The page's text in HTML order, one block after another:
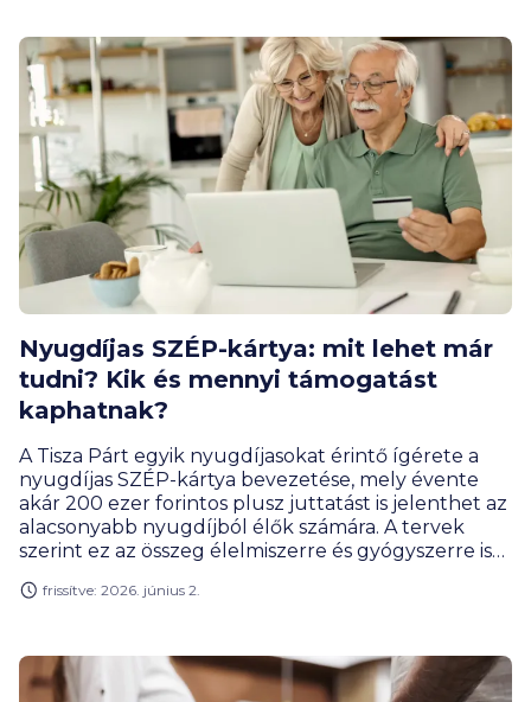
Nyugdíjas SZÉP-kártya: mit lehet már
tudni? Kik és mennyi támogatást
kaphatnak?
A Tisza Párt egyik nyugdíjasokat érintő ígérete a
nyugdíjas SZÉP-kártya bevezetése, mely évente
akár 200 ezer forintos plusz juttatást is jelenthet az
alacsonyabb nyugdíjból élők számára. A tervek
szerint ez az összeg élelmiszerre és gyógyszerre is
egyelőre nem tisztázottak.
frissítve: 2026. június 2.